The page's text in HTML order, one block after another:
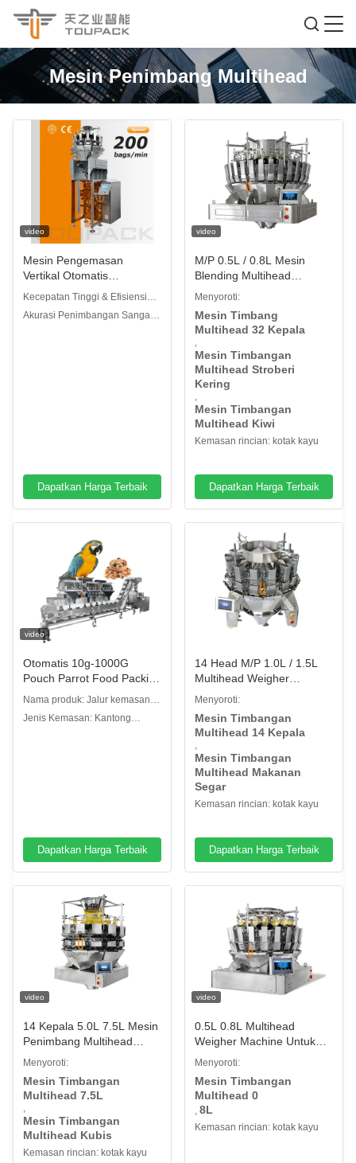
Mesin Penimbang Multihead
video
Mesin Pengemasan
Vertikal Otomatis
Berkecepatan Tinggi untuk
Mesin Pengemas Makanan
Butiran Kacang Makanan
Kecepatan Tinggi & Efisiensi
Tinggi: Kecepatan pengepakan
Akurasi Penimbangan Sangat
Dapatkan Harga Terbaik
video
M/P 0.5L / 0.8L Mesin
Blending Multihead
Weigher 32 Kepala Untuk
Kismis Kiwi Kering Stroberi
Kering
Menyoroti:
Mesin Timbang
Multihead 32 Kepala
,
Mesin Timbangan
Multihead Stroberi
Kering
,
Mesin Timbangan
Multihead Kiwi
Kemasan rincian: kotak kayu
Dapatkan Harga Terbaik
video
Otomatis 10g-1000G
Pouch Parrot Food Packing
Machine Gula Kacang
Bumbu Teh Daun Sachet
Packing Machine Multihead
Nama produk: Jalur kemasan
campuran makanan burung
Jenis Kemasan: Kantong
Dapatkan Harga Terbaik
14 Head M/P 1.0L / 1.5L
Multihead Weigher
Machine Untuk Makanan
Segar Berminyak Lengket
Menyoroti:
Mesin Timbangan
Multihead 14 Kepala
,
Mesin Timbangan
Multihead Makanan
Segar
Kemasan rincian: kotak kayu
Dapatkan Harga Terbaik
video
14 Kepala 5.0L 7.5L Mesin
Penimbang Multihead
Untuk Kotoran Kucing
Salad Kacang Hijau
Menyoroti:
Mesin Timbangan
Multihead 7.5L
,
Mesin Timbangan
Multihead Kubis
Kemasan rincian: kotak kayu
video
0.5L 0.8L Multihead
Weigher Machine Untuk
Raisin Pet Puffed Food
Cookie
Menyoroti:
Mesin Timbangan
Multihead 0
, 8L
Kemasan rincian: kotak kayu